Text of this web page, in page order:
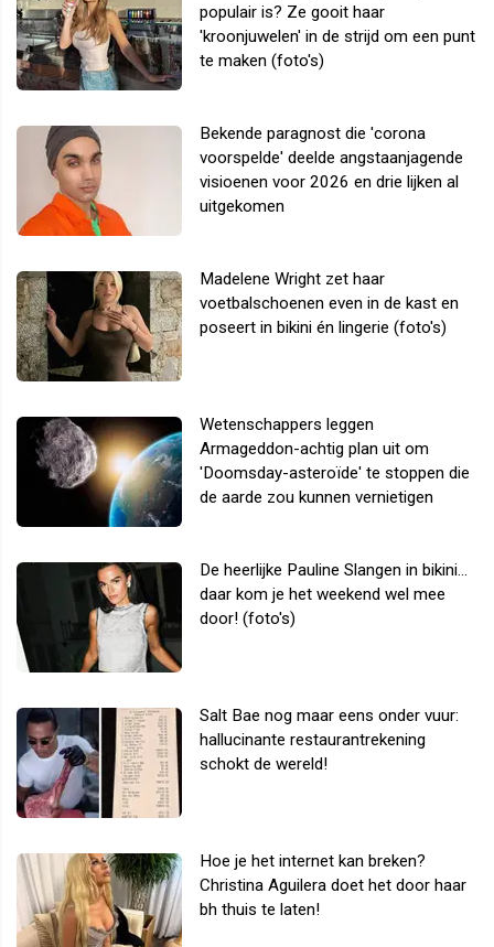
populair is? Ze gooit haar
'kroonjuwelen' in de strijd om een punt
te maken (foto's)
Bekende paragnost die 'corona
voorspelde' deelde angstaanjagende
visioenen voor 2026 en drie lijken al
uitgekomen
Madelene Wright zet haar
voetbalschoenen even in de kast en
poseert in bikini én lingerie (foto's)
Wetenschappers leggen
Armageddon-achtig plan uit om
'Doomsday-asteroïde' te stoppen die
de aarde zou kunnen vernietigen
De heerlijke Pauline Slangen in bikini...
daar kom je het weekend wel mee
door! (foto's)
Salt Bae nog maar eens onder vuur:
hallucinante restaurantrekening
schokt de wereld!
Hoe je het internet kan breken?
Christina Aguilera doet het door haar
bh thuis te laten!